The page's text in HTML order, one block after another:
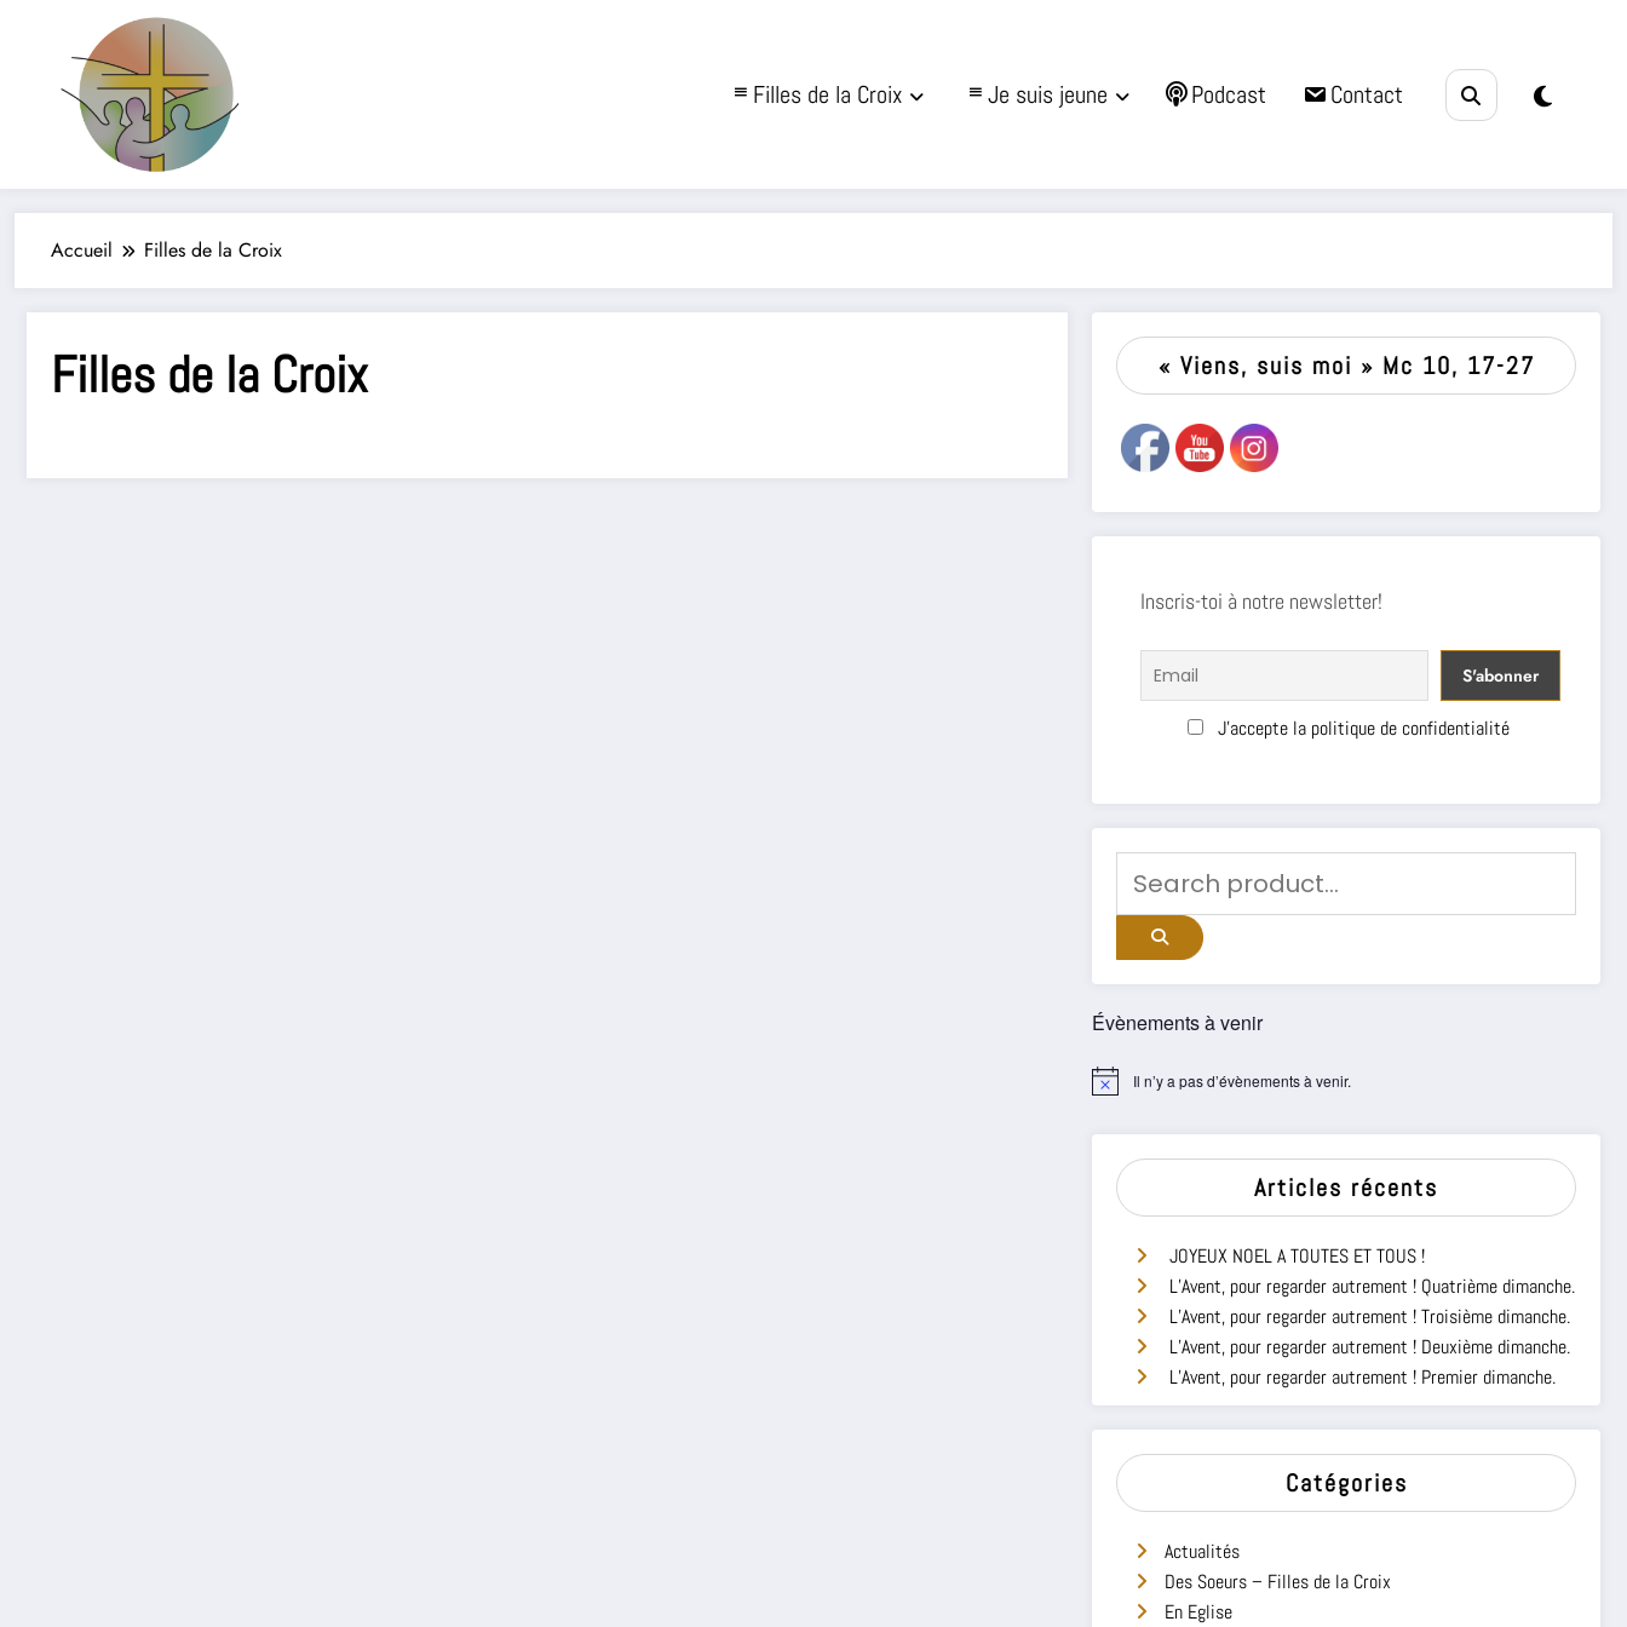
Filles de la Croix Je suis jeune Podcast Contact
Accueil Filles de la Croix
Filles de la Croix « Viens, suis moi » Mc 10, 17-27
Inscris-toi à notre newsletter!
J'accepte la politique de confidentialité
Évènements à venir
Notice Il n’y a pas d’évènements à venir.
Articles récents
JOYEUX NOEL A TOUTES ET TOUS !
L’Avent, pour regarder autrement ! Quatrième dimanche.
L’Avent, pour regarder autrement ! Troisième dimanche.
L’Avent, pour regarder autrement ! Deuxième dimanche.
L’Avent, pour regarder autrement ! Premier dimanche.
Catégories
Actualités
Des Soeurs – Filles de la Croix
En Eglise